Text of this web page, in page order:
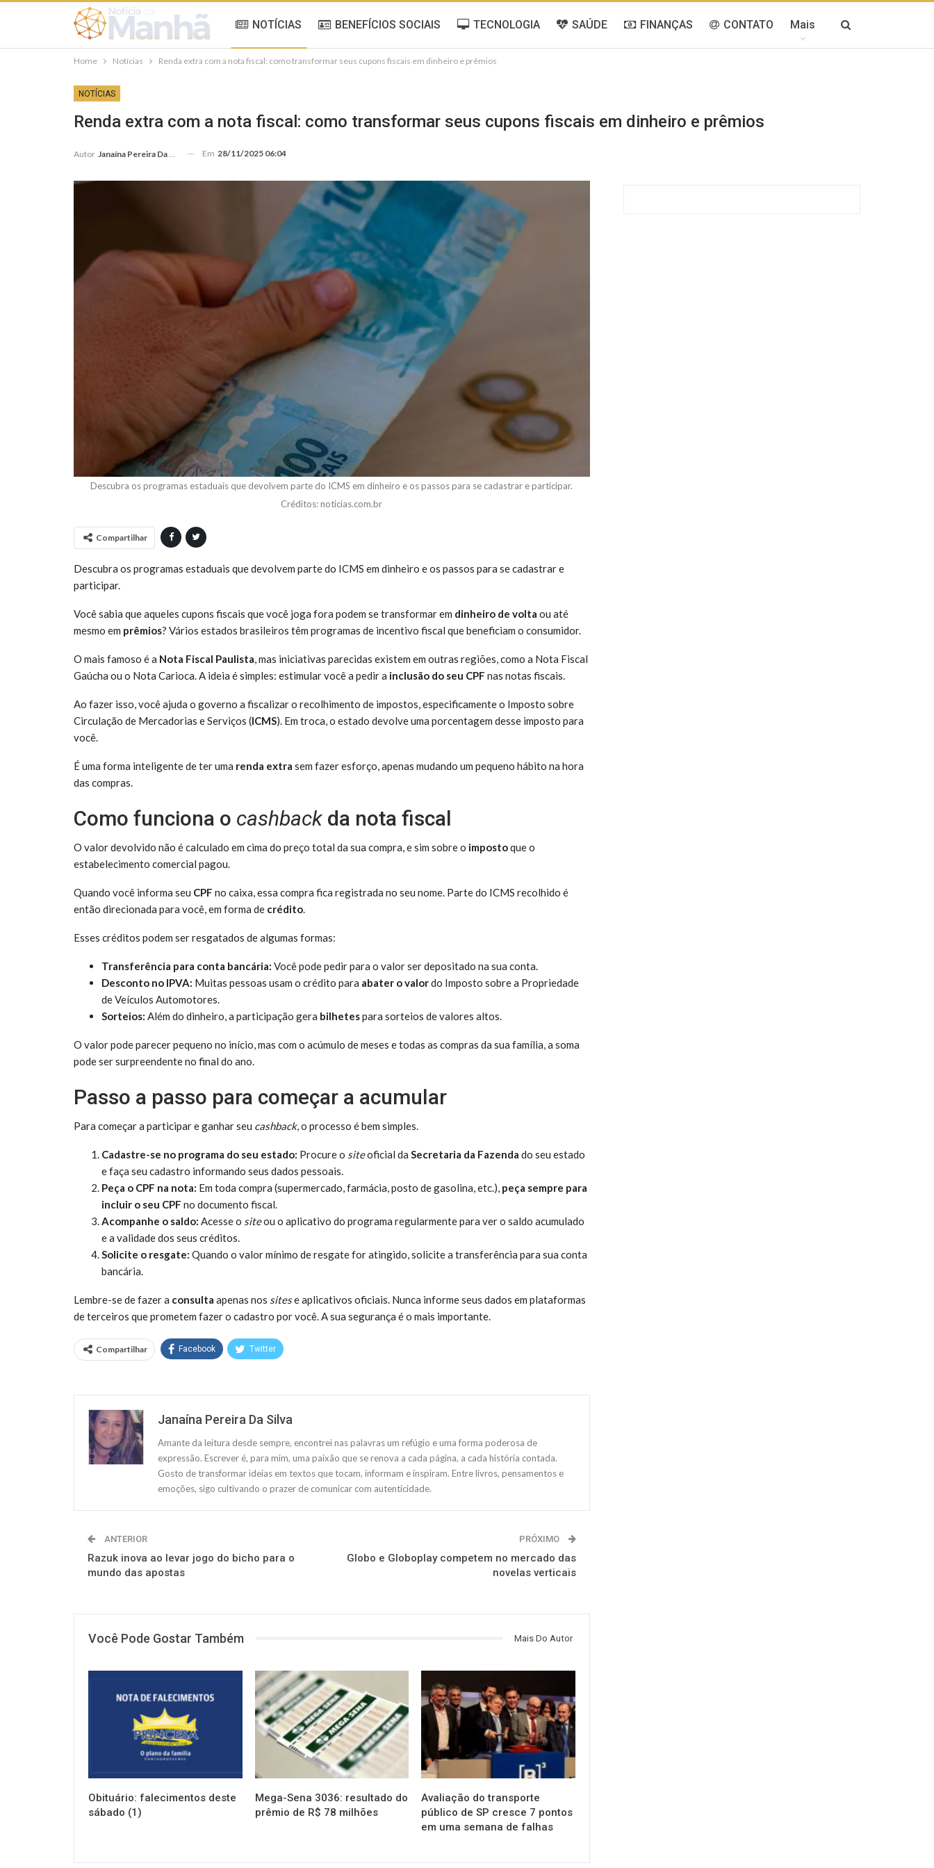
NOTÍCIAS BENEFÍCIOS SOCIAIS TECNOLOGIA SAÚDE FINANÇAS CONTATO Mais
Home Notícias Renda extra com a nota fiscal: como transformar seus cupons fiscais em dinheiro e prêmios
NOTÍCIAS
Renda extra com a nota fiscal: como transformar seus cupons fiscais em dinheiro e prêmios
Autor Janaína Pereira Da Silva Em 28/11/2025 06:04
Descubra os programas estaduais que devolvem parte do ICMS em dinheiro e os passos para se cadastrar e participar.
Créditos: noticias.com.br
Compartilhar
Descubra os programas estaduais que devolvem parte do ICMS em dinheiro e os passos para se cadastrar e
participar.
Você sabia que aqueles cupons fiscais que você joga fora podem se transformar em dinheiro de volta ou até
mesmo em prêmios? Vários estados brasileiros têm programas de incentivo fiscal que beneficiam o consumidor.
O mais famoso é a Nota Fiscal Paulista, mas iniciativas parecidas existem em outras regiões, como a Nota Fiscal
Gaúcha ou o Nota Carioca. A ideia é simples: estimular você a pedir a inclusão do seu CPF nas notas fiscais.
Ao fazer isso, você ajuda o governo a fiscalizar o recolhimento de impostos, especificamente o Imposto sobre
Circulação de Mercadorias e Serviços (ICMS). Em troca, o estado devolve uma porcentagem desse imposto para
você.
É uma forma inteligente de ter uma renda extra sem fazer esforço, apenas mudando um pequeno hábito na hora
das compras.
Como funciona o cashback da nota fiscal
O valor devolvido não é calculado em cima do preço total da sua compra, e sim sobre o impostoque o
estabelecimento comercial pagou.
Quando você informa seu CPF no caixa, essa compra fica registrada no seu nome. Parte do ICMS recolhido é
então direcionada para você, em forma de crédito.
Esses créditos podem ser resgatados de algumas formas:
Transferência para conta bancária: Você pode pedir para o valor ser depositado na sua conta.
Desconto no IPVA: Muitas pessoas usam o crédito para abater o valordo Imposto sobre a Propriedade
de Veículos Automotores.
Sorteios: Além do dinheiro, a participação gera bilhetespara sorteios de valores altos.
O valor pode parecer pequeno no início, mas com o acúmulo de meses e todas as compras da sua família, a soma
pode ser surpreendente no final do ano.
Passo a passo para começar a acumular
Para começar a participar e ganhar seu cashback, o processo é bem simples.
Cadastre-se no programa do seu estado: Procure o siteoficial da Secretaria da Fazenda do seu estado
e faça seu cadastro informando seus dados pessoais.
Peça o CPF na nota: Em toda compra (supermercado, farmácia, posto de gasolina, etc.), peça sempre para
incluir o seu CPF no documento fiscal.
Acompanhe o saldo: Acesse o siteou o aplicativo do programa regularmente para ver o saldo acumulado
e a validade dos seus créditos.
Solicite o resgate: Quando o valor mínimo de resgate for atingido, solicite a transferência para sua conta
bancária.
Lembre-se de fazer a consulta apenas nos sitese aplicativos oficiais. Nunca informe seus dados em plataformas
de terceiros que prometem fazer o cadastro por você. A sua segurança é o mais importante.
Compartilhar Facebook Twitter
Janaína Pereira Da Silva
Amante da leitura desde sempre, encontrei nas palavras um refúgio e uma forma poderosa de
expressão. Escrever é, para mim, uma paixão que se renova a cada página, a cada história contada.
Gosto de transformar ideias em textos que tocam, informam e inspiram. Entre livros, pensamentos e
emoções, sigo cultivando o prazer de comunicar com autenticidade.
ANTERIOR
Razuk inova ao levar jogo do bicho para o
mundo das apostas
PRÓXIMO
Globo e Globoplay competem no mercado das
novelas verticais
Você Pode Gostar Também Mais Do Autor
Obituário: falecimentos deste
sábado (1)
NOTÍCIAS
Mega-Sena 3036: resultado do
prêmio de R$ 78 milhões
Avaliação do transporte
público de SP cresce 7 pontos
em uma semana de falhas